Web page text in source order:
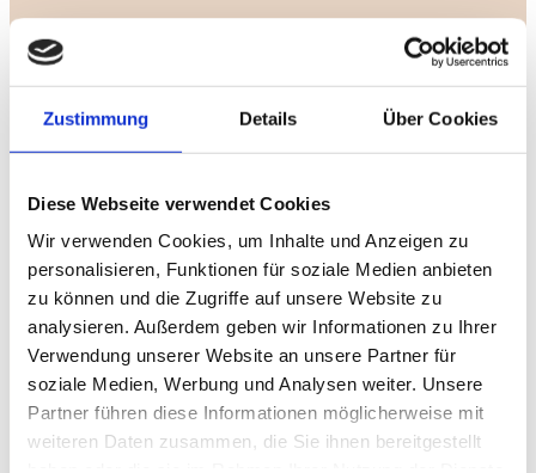
Zustimmung Details Über Cookies
Diese Webseite verwendet Cookies
Wir verwenden Cookies, um Inhalte und Anzeigen zu
personalisieren, Funktionen für soziale Medien anbieten
zu können und die Zugriffe auf unsere Website zu
analysieren. Außerdem geben wir Informationen zu Ihrer
Verwendung unserer Website an unsere Partner für
soziale Medien, Werbung und Analysen weiter. Unsere
Partner führen diese Informationen möglicherweise mit
weiteren Daten zusammen, die Sie ihnen bereitgestellt
n 22 02
n 22 02
Damenhaarschnitte
Individuelle Beratung & typgerechter
Schnitt
Klassisch, modern oder trendbewusst
Föhnen & Styling inklusive
Herrenhaarschnitte
Präzise Schnitte vom Kurzhaarschnitt bis
zum Undercut